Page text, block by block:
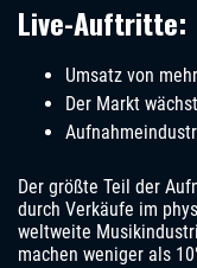
Live-Auftritte:
Umsatz von
Der Markt
Der größte Teil der
durch Verkäufe im
weltweite
machen weniger als